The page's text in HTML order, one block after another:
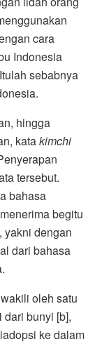
cara
Indonesia
sebabnya
hingga
katakimchi
tersebut.
bahasa
begitu
yakni dengan
dari bahasa
oleh satu
dari bunyi [b],
ke dalam